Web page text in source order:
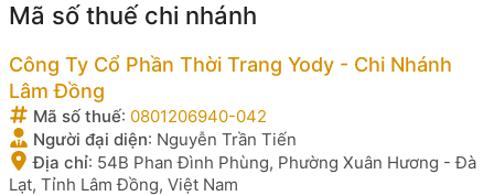
Mã số thuế chi nhánh
Công Ty Cổ Phần Thời Trang Yody - Chi Nhánh
Lâm Đồng
Mã số thuế: 0801206940-042
Người đại diện: Nguyễn Trần Tiến
Địa chỉ: 54B Phan Đình Phùng, Phường Xuân Hương - Đà
Lạt, Tỉnh Lâm Đồng, Việt Nam